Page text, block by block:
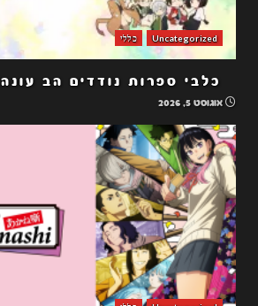
Uncategorized כללי
כלבי ספרות נודדים הב עונה 2 פרקים 5-1
אוגוסט 5, 2026